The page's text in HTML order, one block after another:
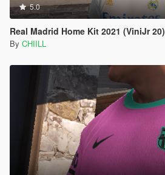
5.0
Real Madrid Home Kit 2021 (ViniJr 20)
By CHIILL